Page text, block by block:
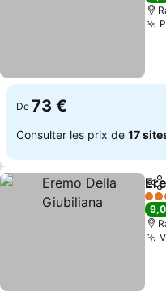
De 73 €
Consulter les prix de 17
5
9,0